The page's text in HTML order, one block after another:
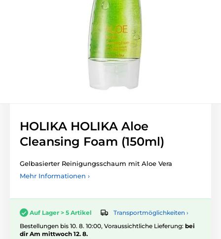
HOLIKA HOLIKA Aloe
Cleansing Foam (150ml)
Gelbasierter Reinigungsschaum mit Aloe Vera
Mehr Informationen ›
Auf Lager > 5 Artikel
Transportmöglichkeiten ›
Bestellungen bis 10. 8. 10:00, Voraussichtliche Lieferung: bei
dir Am mittwoch 12. 8.